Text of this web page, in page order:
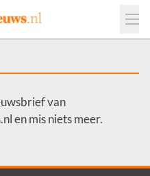
van
en mis niets meer.